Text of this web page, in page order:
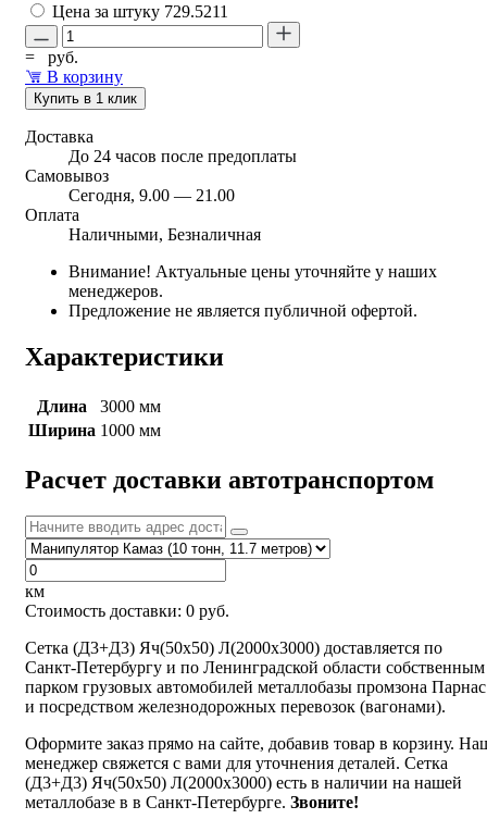
Цена за штуку 729.5211
=
руб.
В корзину
Купить в 1 клик
Доставка
До 24 часов после предоплаты
Самовывоз
Сегодня, 9.00 — 21.00
Оплата
Наличными, Безналичная
Внимание! Актуальные цены уточняйте у наших
менеджеров.
Предложение не является публичной офертой.
Характеристики
Длина
3000 мм
Ширина 1000 мм
Расчет доставки автотранспортом
км
Стоимость доставки: 0 руб.
Сетка (Д3+Д3) Яч(50х50) Л(2000х3000) доставляется по
Санкт-Петербургу и по Ленинградской области собственным
парком грузовых автомобилей металлобазы промзона Парнас
и посредством железнодорожных перевозок (вагонами).
Оформите заказ прямо на сайте, добавив товар в корзину.
менеджер свяжется с вами для уточнения деталей. Сетка
(Д3+Д3) Яч(50х50) Л(2000х3000) есть в наличии на нашей
металлобазе в в Санкт-Петербурге. Звоните!